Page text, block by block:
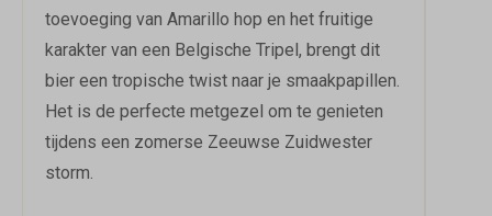
toevoeging van Amarillo hop en het fruitige
karakter van een Belgische Tripel, brengt dit
bier een tropische twist naar je smaakpapillen.
Het is de perfecte metgezel om te genieten
tijdens een zomerse Zeeuwse Zuidwester
storm.